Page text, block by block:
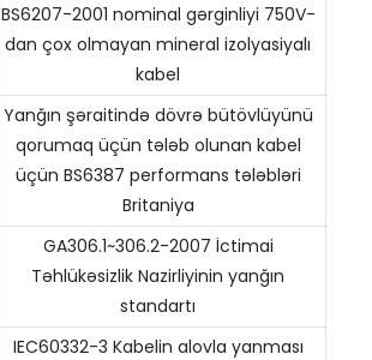
BS6207-2001 nominal gərginliyi 750V-
dan çox olmayan mineral izolyasiyalı
kabel
Yanğın şəraitində dövrə bütövlüyünü
qorumaq üçün tələb olunan kabel
üçün BS6387 performans tələbləri
Britaniya
GA306.1~306.2-2007 İctimai
Təhlükəsizlik Nazirliyinin yanğın
standartı
IEC60332-3 Kabelin alovla yanması